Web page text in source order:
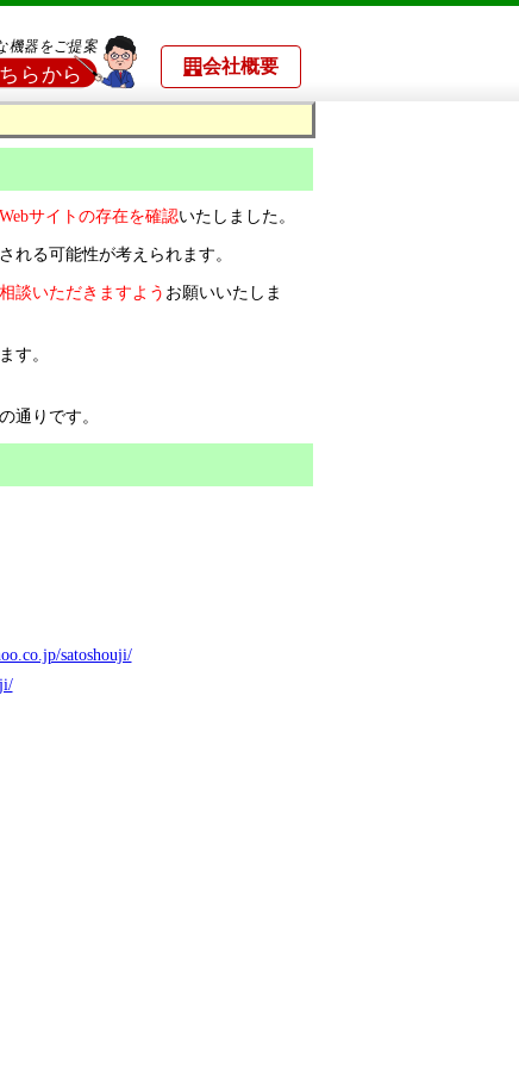
会社概要
サイトの存在を確認いたしました。
れる可能性が考えられます。
談いただきますよう お願いいたしま
す。
通りです。
satoshouji/